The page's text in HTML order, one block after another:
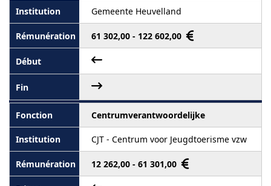
Gemeente Heuvelland
61 302,00 - 122 602,00
Centrumverantwoordelijke
CJT - Centrum voor Jeugdtoerisme vzw
12 262,00 - 61 301,00